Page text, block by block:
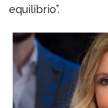
equilibrio”.